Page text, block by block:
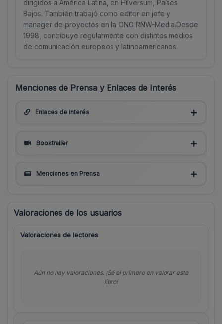
dirigidos a América Latina, en Hilversum, Países
Bajos. También trabajó como editor en jefe y
manager de proyectos en la ONG RNW-Media.Desde
1998, contribuye regularmente con distintos medios
de comunicación europeos y latinoamericanos.
Menciones de Prensa y Enlaces de Interés
Enlaces de interés
Booktrailer
Menciones en Prensa
Valoraciones de los usuarios
Valoraciones de lectores
Aún no hay valoraciones. ¡Sé el primero en valorar este
libro!